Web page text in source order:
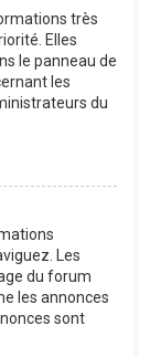
très
Elles
le panneau de
les
du
Les
du forum
les annonces
sont